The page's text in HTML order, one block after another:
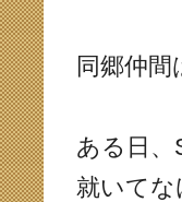
同郷仲間
ある日、
就いて